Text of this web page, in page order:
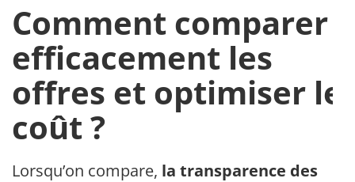
Comment comparer
efficacement les
offres et optimiser le
coût ?
Lorsqu’on compare, la transparence des